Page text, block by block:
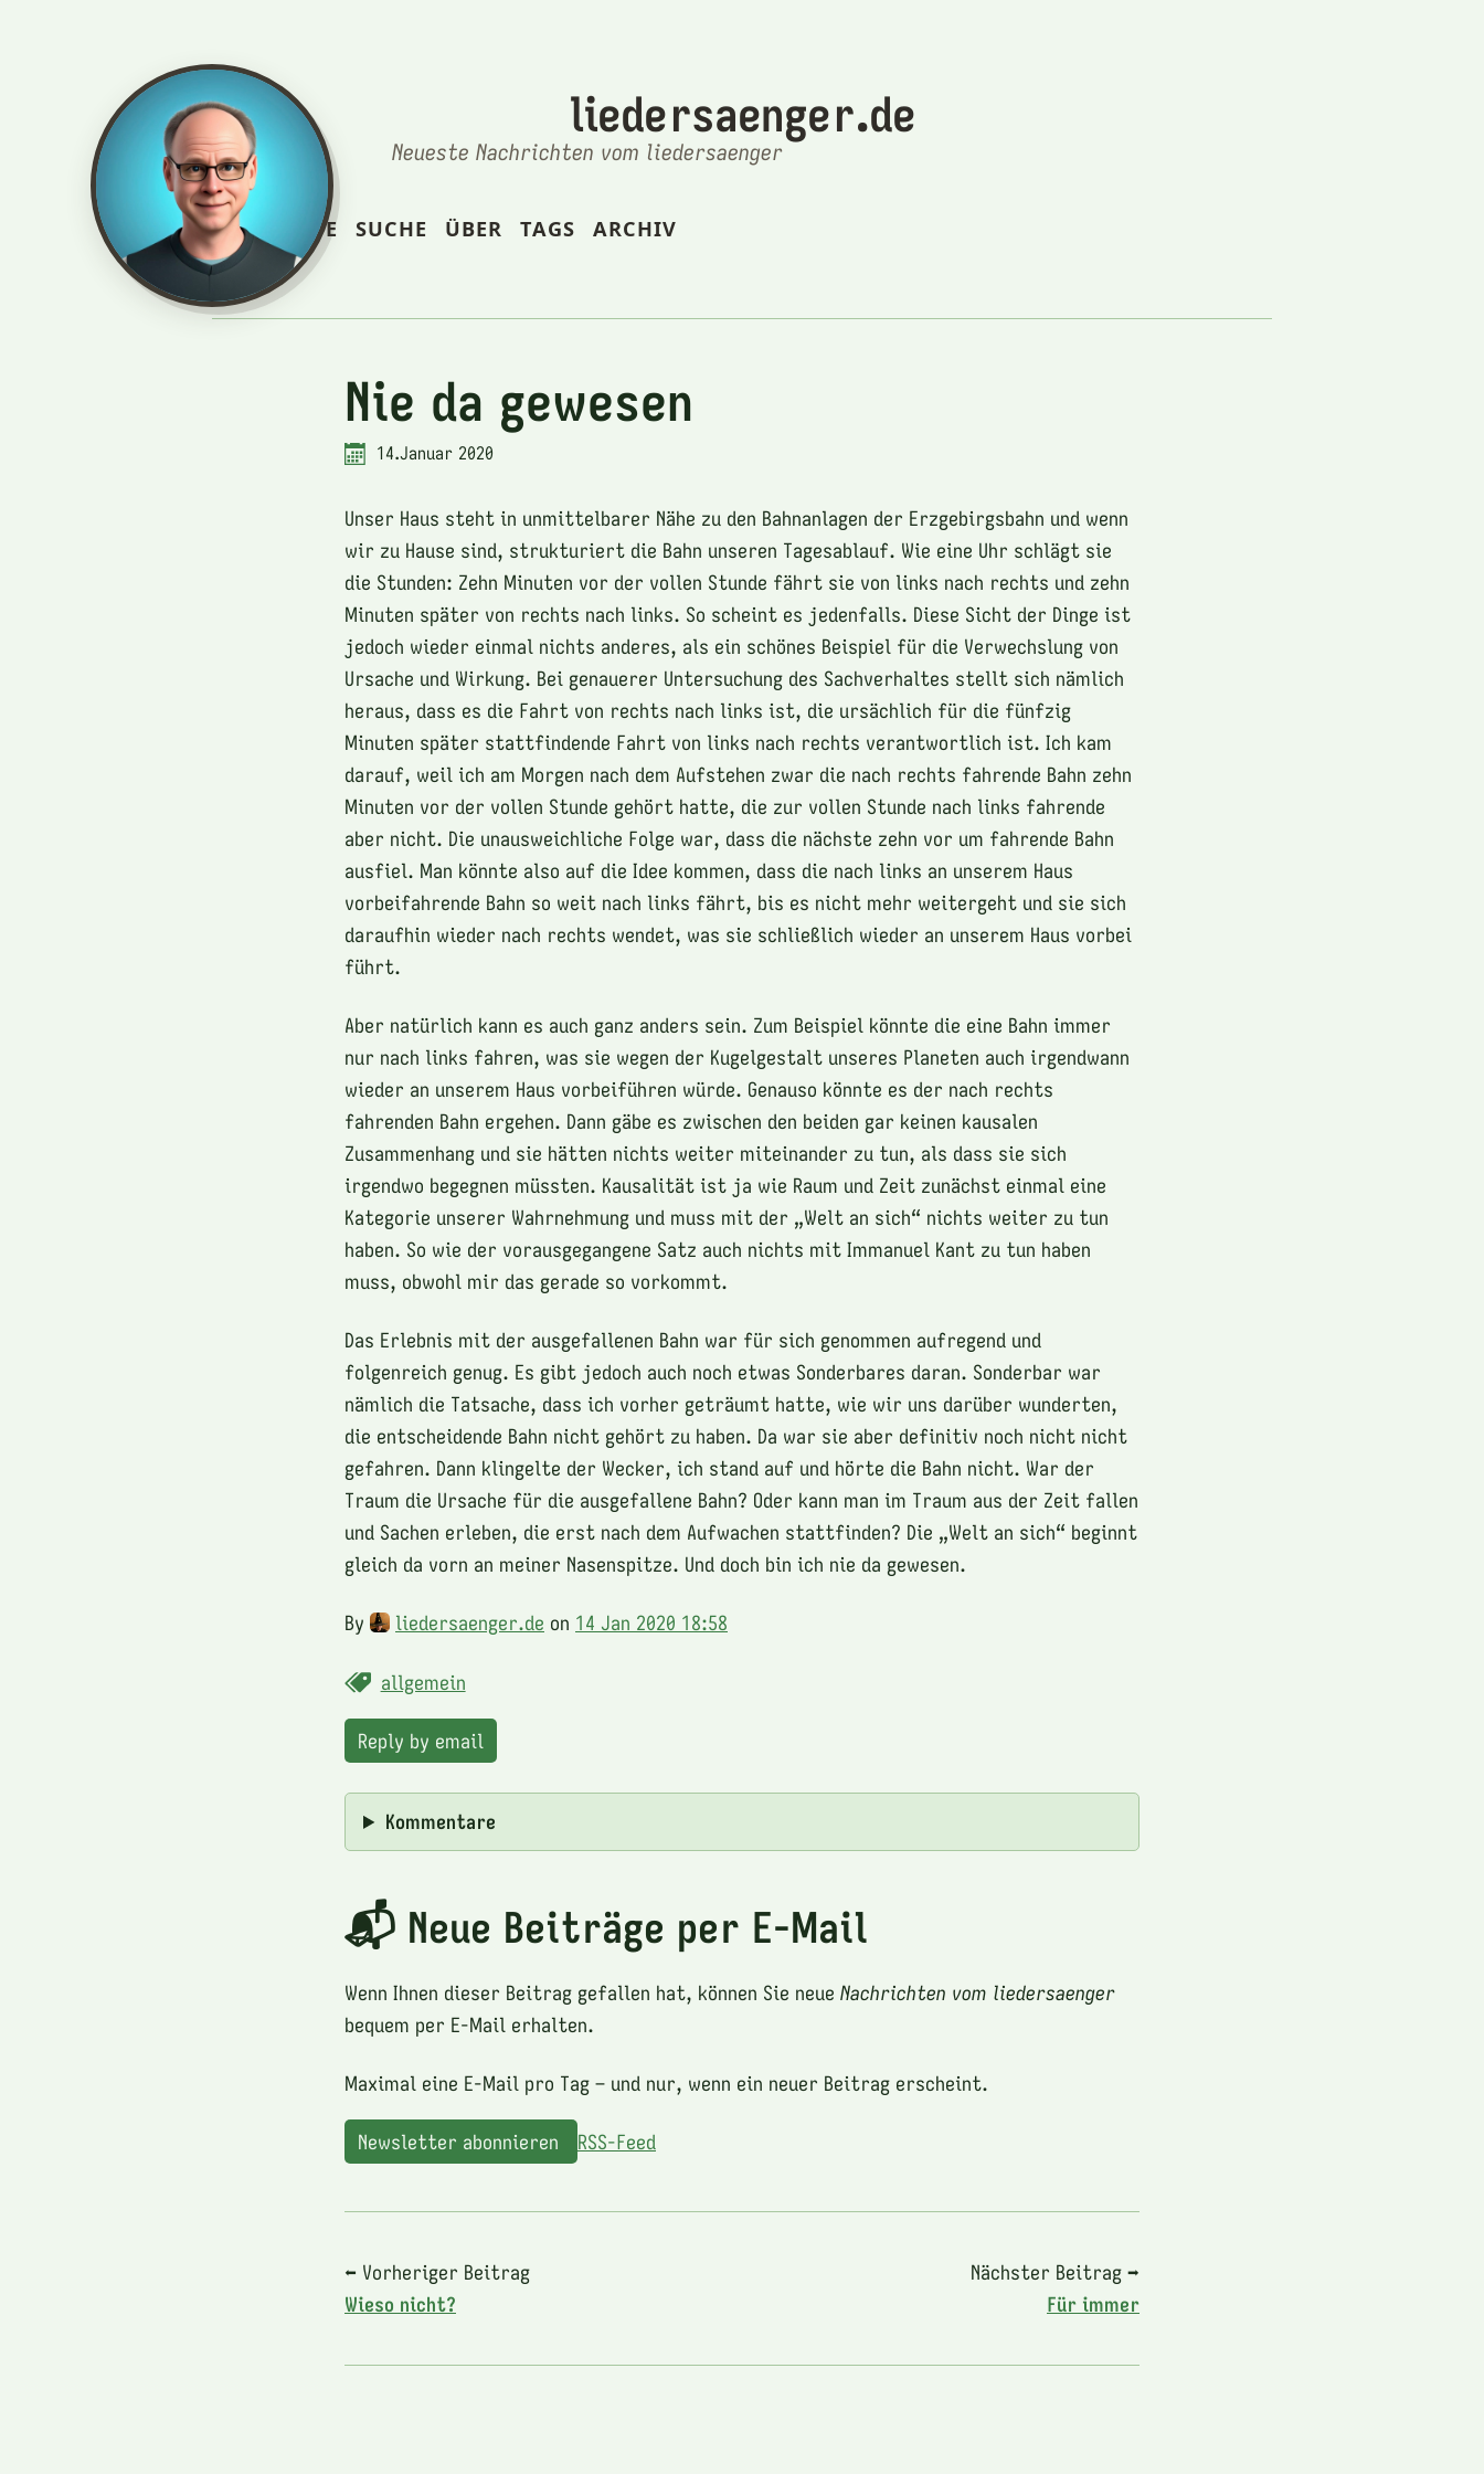
liedersaenger.de
Neueste Nachrichten vom liedersaenger
STARTSEITE SUCHE ÜBER TAGS ARCHIV
Nie da gewesen
14.Januar 2020
Unser Haus steht in unmittelbarer Nähe zu den Bahnanlagen der Erzgebirgsbahn und wenn
wir zu Hause sind, strukturiert die Bahn unseren Tagesablauf. Wie eine Uhr schlägt sie
die Stunden: Zehn Minuten vor der vollen Stunde fährt sie von links nach rechts und zehn
Minuten später von rechts nach links. So scheint es jedenfalls. Diese Sicht der Dinge ist
jedoch wieder einmal nichts anderes, als ein schönes Beispiel für die Verwechslung von
Ursache und Wirkung. Bei genauerer Untersuchung des Sachverhaltes stellt sich nämlich
heraus, dass es die Fahrt von rechts nach links ist, die ursächlich für die fünfzig
Minuten später stattfindende Fahrt von links nach rechts verantwortlich ist. Ich kam
darauf, weil ich am Morgen nach dem Aufstehen zwar die nach rechts fahrende Bahn zehn
Minuten vor der vollen Stunde gehört hatte, die zur vollen Stunde nach links fahrende
aber nicht. Die unausweichliche Folge war, dass die nächste zehn vor um fahrende Bahn
ausfiel. Man könnte also auf die Idee kommen, dass die nach links an unserem Haus
vorbeifahrende Bahn so weit nach links fährt, bis es nicht mehr weitergeht und sie sich
daraufhin wieder nach rechts wendet, was sie schließlich wieder an unserem Haus vorbei
führt.
Aber natürlich kann es auch ganz anders sein. Zum Beispiel könnte die eine Bahn immer
nur nach links fahren, was sie wegen der Kugelgestalt unseres Planeten auch irgendwann
wieder an unserem Haus vorbeiführen würde. Genauso könnte es der nach rechts
fahrenden Bahn ergehen. Dann gäbe es zwischen den beiden gar keinen kausalen
Zusammenhang und sie hätten nichts weiter miteinander zu tun, als dass sie sich
irgendwo begegnen müssten. Kausalität ist ja wie Raum und Zeit zunächst einmal eine
Kategorie unserer Wahrnehmung und muss mit der „Welt an sich“ nichts weiter zu tun
haben. So wie der vorausgegangene Satz auch nichts mit Immanuel Kant zu tun haben
muss, obwohl mir das gerade so vorkommt.
Das Erlebnis mit der ausgefallenen Bahn war für sich genommen aufregend und
folgenreich genug. Es gibt jedoch auch noch etwas Sonderbares daran. Sonderbar war
nämlich die Tatsache, dass ich vorher geträumt hatte, wie wir uns darüber wunderten,
die entscheidende Bahn nicht gehört zu haben. Da war sie aber definitiv noch nicht nicht
gefahren. Dann klingelte der Wecker, ich stand auf und hörte die Bahn nicht. War der
Traum die Ursache für die ausgefallene Bahn? Oder kann man im Traum aus der Zeit fallen
und Sachen erleben, die erst nach dem Aufwachen stattfinden? Die „Welt an sich“ beginnt
gleich da vorn an meiner Nasenspitze. Und doch bin ich nie da gewesen.
By liedersaenger.de on 14 Jan 2020 18:58
allgemein
Reply by email
Kommentare
📬 Neue Beiträge per E-Mail
Wenn Ihnen dieser Beitrag gefallen hat, können Sie neue Nachrichten vom liedersaenger
bequem per E-Mail erhalten.
Maximal eine E-Mail pro Tag – und nur, wenn ein neuer Beitrag erscheint.
Newsletter abonnieren RSS-Feed
⬅ Vorheriger Beitrag
Wieso nicht?
Nächster Beitrag ➡
Für immer